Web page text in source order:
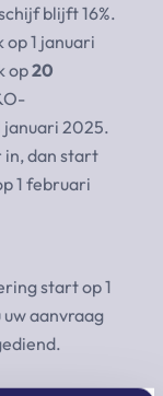
blijft 16%.
1 januari
op20
2025.
in, dan start
1 februari
start op 1
aanvraag